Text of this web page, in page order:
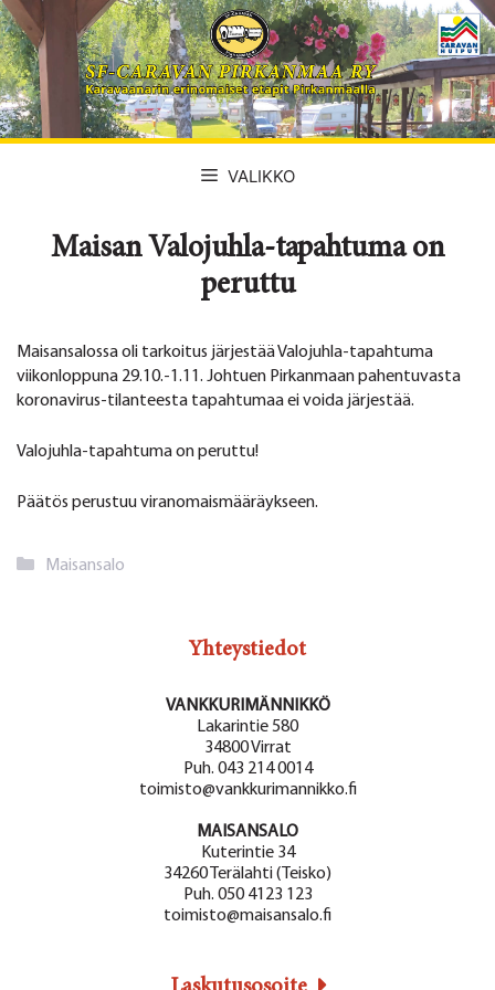
Siirry
sisältöön
VALIKKO
Maisan Valojuhla-tapahtuma on
peruttu
Maisansalossa oli tarkoitus järjestää Valojuhla-tapahtuma
viikonloppuna 29.10.-1.11. Johtuen Pirkanmaan pahentuvasta
koronavirus-tilanteesta tapahtumaa ei voida järjestää.
Valojuhla-tapahtuma on peruttu!
Päätös perustuu viranomaismääräykseen.
Kategoriat
Maisansalo
Yhteystiedot
VANKKURIMÄNNIKKÖ
Lakarintie 580
34800 Virrat
Puh. 043 214 0014
toimisto@vankkurimannikko.fi
MAISANSALO
Kuterintie 34
34260 Terälahti (Teisko)
Puh. 050 4123 123
toimisto@maisansalo.fi